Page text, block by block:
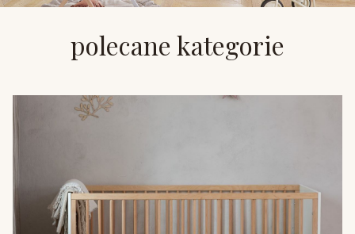
polecane kategorie